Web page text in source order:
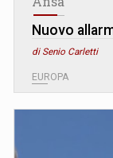
Nuovo
di Senio Carletti
EUROPA